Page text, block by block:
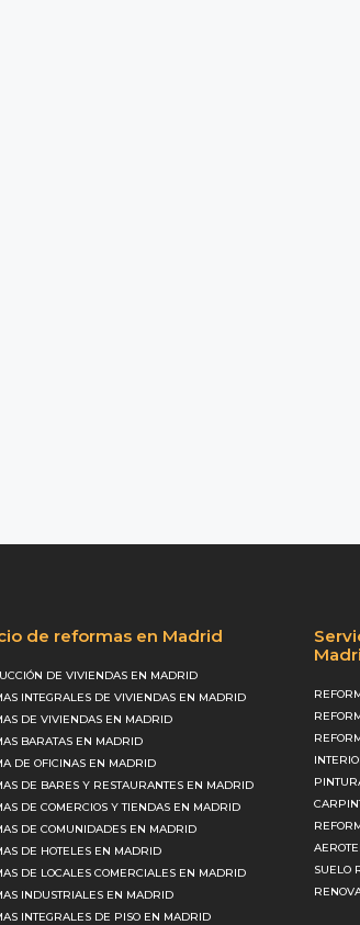
de reformas en Madrid
DE VIVIENDAS EN MADRID
INTEGRALES DE VIVIENDAS EN MADRID
DE VIVIENDAS EN MADRID
BARATAS EN MADRID
DE OFICINAS EN MADRID
DE BARES Y RESTAURANTES EN MADRID
DE COMERCIOS Y TIENDAS EN MADRID
DE COMUNIDADES EN MADRID
DE HOTELES EN MADRID
DE LOCALES COMERCIALES EN MADRID
INDUSTRIALES EN MADRID
INTEGRALES DE PISO EN MADRID
SUELO